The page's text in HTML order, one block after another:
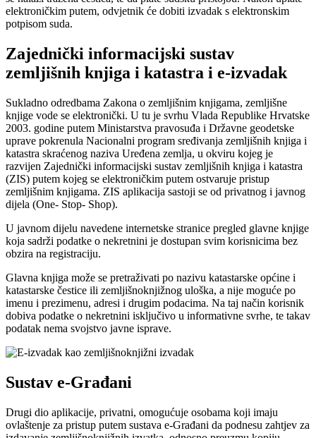
elektroničkim putem, odvjetnik će dobiti izvadak s elektronskim
potpisom suda.
Zajednički informacijski sustav
zemljišnih knjiga i katastra i e-izvadak
Sukladno odredbama Zakona o zemljišnim knjigama, zemljišne
knjige vode se elektronički. U tu je svrhu Vlada Republike Hrvatske
2003. godine putem Ministarstva pravosuđa i Državne geodetske
uprave pokrenula Nacionalni program sređivanja zemljišnih knjiga i
katastra skraćenog naziva Uređena zemlja, u okviru kojeg je
razvijen Zajednički informacijski sustav zemljišnih knjiga i katastra
(ZIS) putem kojeg se elektroničkim putem ostvaruje pristup
zemljišnim knjigama. ZIS aplikacija sastoji se od privatnog i javnog
dijela (One- Stop- Shop).
U javnom dijelu navedene internetske stranice pregled glavne knjige
koja sadrži podatke o nekretnini je dostupan svim korisnicima bez
obzira na registraciju.
Glavna knjiga može se pretraživati po nazivu katastarske općine i
katastarske čestice ili zemljišnoknjižnog uloška, a nije moguće po
imenu i prezimenu, adresi i drugim podacima. Na taj način korisnik
dobiva podatke o nekretnini isključivo u informativne svrhe, te takav
podatak nema svojstvo javne isprave.
Sustav e-Građani
Drugi dio aplikacije, privatni, omogućuje osobama koji imaju
ovlaštenje za pristup putem sustava e-Građani da podnesu zahtjev za